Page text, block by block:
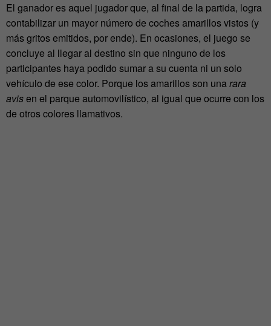
El ganador es aquel jugador que, al final de la partida, logra
contabilizar un mayor número de coches amarillos vistos (y
más gritos emitidos, por ende). En ocasiones, el juego se
concluye al llegar al destino sin que ninguno de los
participantes haya podido sumar a su cuenta ni un solo
vehículo de ese color. Porque los amarillos son unarara
avisen el parque automovilístico, al igual que ocurre con los
de otros colores llamativos.